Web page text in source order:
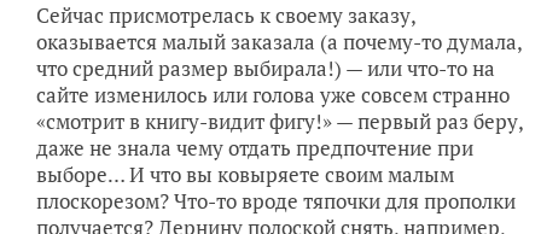
Сейчас присмотрелась к своему заказу,
оказывается малый заказала (а почему-то думала,
что средний размер выбирала!) — или что-то на
сайте изменилось или голова уже совсем странно
«смотрит в книгу-видит фигу!» — первый раз беру,
даже не знала чему отдать предпочтение при
выборе… И что вы ковыряете своим малым
плоскорезом? Что-то вроде тяпочки для прополки
получается? Дернину полоской снять, например,